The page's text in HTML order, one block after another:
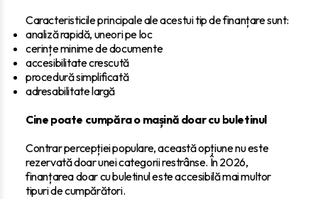
Caracteristicile principale ale acestui tip de finanțare sunt:
analiză rapidă, uneori pe loc
cerințe minime de documente
accesibilitate crescută
procedură simplificată
adresabilitate largă
Cine poate cumpăra o mașină doar cu buletinul
Contrar percepției populare, această opțiune nu este
rezervată doar unei categorii restrânse. În 2026,
finanțarea doar cu buletinul este accesibilă mai multor
tipuri de cumpărători.